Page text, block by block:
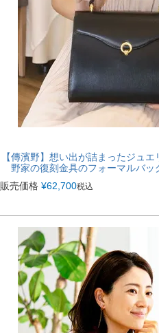
【傳濱野】想い出が詰まったジュ
野家の復刻金具のフォーマルバ
販売価格 ¥62,700税込